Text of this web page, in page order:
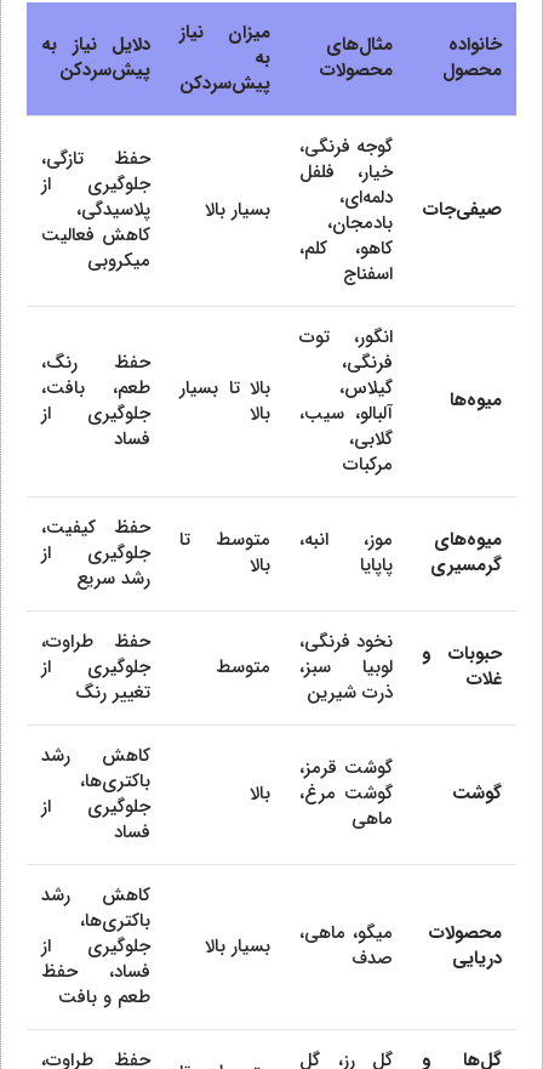
خانواده
محصول
مثال‌های
محصولات
میزان نیاز
به
پیش‌سردکن
دلایل نیاز به
پیش‌سردکن
صیفی‌جات
گوجه فرنگی،
خیار، فلفل
دلمه‌ای،
بادمجان،
کاهو، کلم،
اسفناج
بسیار بالا
حفظ تازگی،
جلوگیری از
پلاسیدگی،
کاهش فعالیت
میکروبی
میوه‌ها
انگور، توت
فرنگی،
گیلاس،
آلبالو، سیب،
گلابی،
مرکبات
بالا تا بسیار
بالا
حفظ رنگ،
طعم، بافت،
جلوگیری از
فساد
میوه‌های
گرمسیری
موز، انبه،
پاپایا
متوسط تا
بالا
حفظ کیفیت،
جلوگیری از
رشد سریع
حبوبات و
غلات
نخود فرنگی،
لوبیا سبز،
ذرت شیرین
متوسط
حفظ طراوت،
جلوگیری از
تغییر رنگ
گوشت
گوشت قرمز،
گوشت مرغ،
ماهی
بالا
کاهش رشد
باکتری‌ها،
جلوگیری از
فساد
محصولات
دریایی
میگو، ماهی،
صدف
بسیار بالا
کاهش رشد
باکتری‌ها،
جلوگیری از
فساد، حفظ
طعم و بافت
گل‌ها و گل رز، گل حفظ طراوت،